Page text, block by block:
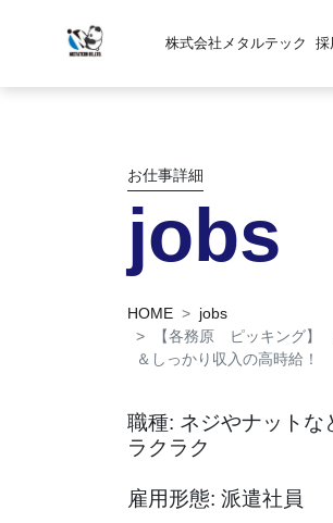
株式会社メタルテック 採
お仕事詳細
jobs
HOME
jobs
【各務原 ピッキング】
＆しっかり収入の高時給！
職種: ネジやナット
ラクラク
雇用形態: 派遣社員